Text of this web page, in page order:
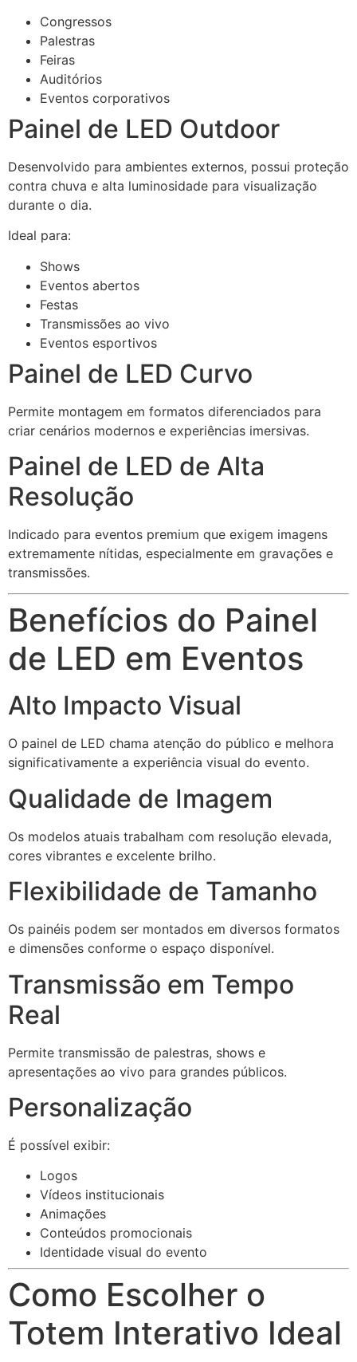
Congressos
Palestras
Feiras
Auditórios
Eventos corporativos
Painel de LED Outdoor
Desenvolvido para ambientes externos, possui proteção
contra chuva e alta luminosidade para visualização
durante o dia.
Ideal para:
Shows
Eventos abertos
Festas
Transmissões ao vivo
Eventos esportivos
Painel de LED Curvo
Permite montagem em formatos diferenciados para
criar cenários modernos e experiências imersivas.
Painel de LED de Alta
Resolução
Indicado para eventos premium que exigem imagens
extremamente nítidas, especialmente em gravações e
transmissões.
Benefícios do Painel
de LED em Eventos
Alto Impacto Visual
O painel de LED chama atenção do público e melhora
significativamente a experiência visual do evento.
Qualidade de Imagem
Os modelos atuais trabalham com resolução elevada,
cores vibrantes e excelente brilho.
Flexibilidade de Tamanho
Os painéis podem ser montados em diversos formatos
e dimensões conforme o espaço disponível.
Transmissão em Tempo
Real
Permite transmissão de palestras, shows e
apresentações ao vivo para grandes públicos.
Personalização
É possível exibir:
Logos
Vídeos institucionais
Animações
Conteúdos promocionais
Identidade visual do evento
Como Escolher o
Totem Interativo Ideal